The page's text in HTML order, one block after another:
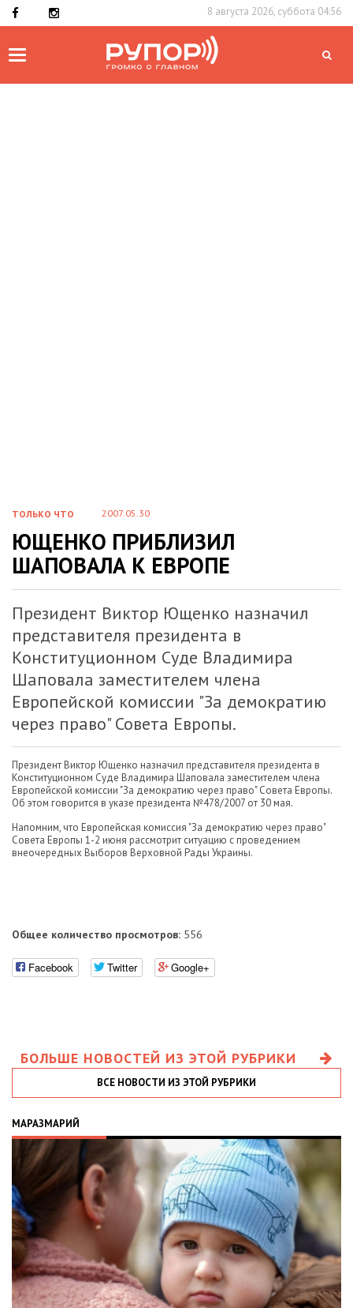
8 августа 2026, суббота 04:56
Toggle
ТОЛЬКО ЧТО 2007.05.30
ЮЩЕНКО ПРИБЛИЗИЛ
ШАПОВАЛА К ЕВРОПЕ
Президент Виктор Ющенко назначил
представителя президента в
Конституционном Суде Владимира
Шаповала заместителем члена
Европейской комиссии "За демократию
через право" Совета Европы.
Президент Виктор Ющенко назначил представителя президента в
Конституционном Суде Владимира Шаповала заместителем члена
Европейской комиссии "За демократию через право" Совета Европы.
Об этом говорится в указе президента №478/2007 от 30 мая.
Напомним, что Европейская комиссия "За демократию через право"
Совета Европы 1-2 июня рассмотрит ситуацию с проведением
внеочередных Выборов Верховной Рады Украины.
Общее количество просмотров: 556
Facebook Twitter Google+
БОЛЬШЕ НОВОСТЕЙ ИЗ ЭТОЙ РУБРИКИ
ВСЕ НОВОСТИ ИЗ ЭТОЙ РУБРИКИ
МАРАЗМАРИЙ